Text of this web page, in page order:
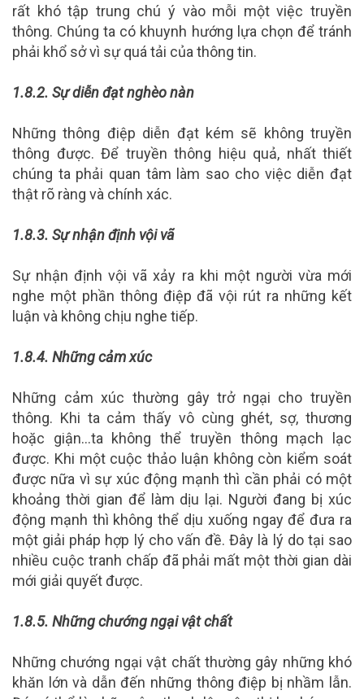
rất khó tập trung chú ý vào mỗi một việc truyền
thông. Chúng ta có khuynh hướng lựa chọn để tránh
phải khổ sở vì sự quá tải của thông tin.
1.8.2. Sự diễn đạt nghèo nàn
Những thông điệp diễn đạt kém sẽ không truyền
thông được. Để truyền thông hiệu quả, nhất thiết
chúng ta phải quan tâm làm sao cho việc diễn đạt
thật rõ ràng và chính xác.
1.8.3. Sự nhận định vội vã
Sự nhận định vội vã xảy ra khi một người vừa mới
nghe một phần thông điệp đã vội rút ra những kết
luận và không chịu nghe tiếp.
1.8.4. Những cảm xúc
Những cảm xúc thường gây trở ngại cho truyền
thông. Khi ta cảm thấy vô cùng ghét, sợ, thương
hoặc giận…ta không thể truyền thông mạch lạc
được. Khi một cuộc thảo luận không còn kiểm soát
được nữa vì sự xúc động mạnh thì cần phải có một
khoảng thời gian để làm dịu lại. Người đang bị xúc
động mạnh thì không thể dịu xuống ngay để đưa ra
một giải pháp hợp lý cho vấn đề. Đây là lý do tại sao
nhiều cuộc tranh chấp đã phải mất một thời gian dài
mới giải quyết được.
1.8.5. Những chướng ngại vật chất
Những chướng ngại vật chất thường gây những khó
khăn lớn và dẫn đến những thông điệp bị nhầm lẫn.